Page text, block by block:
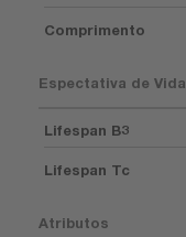
Comprimento
Espectativa de Vida
Lifespan B3
Lifespan Tc
Atributos